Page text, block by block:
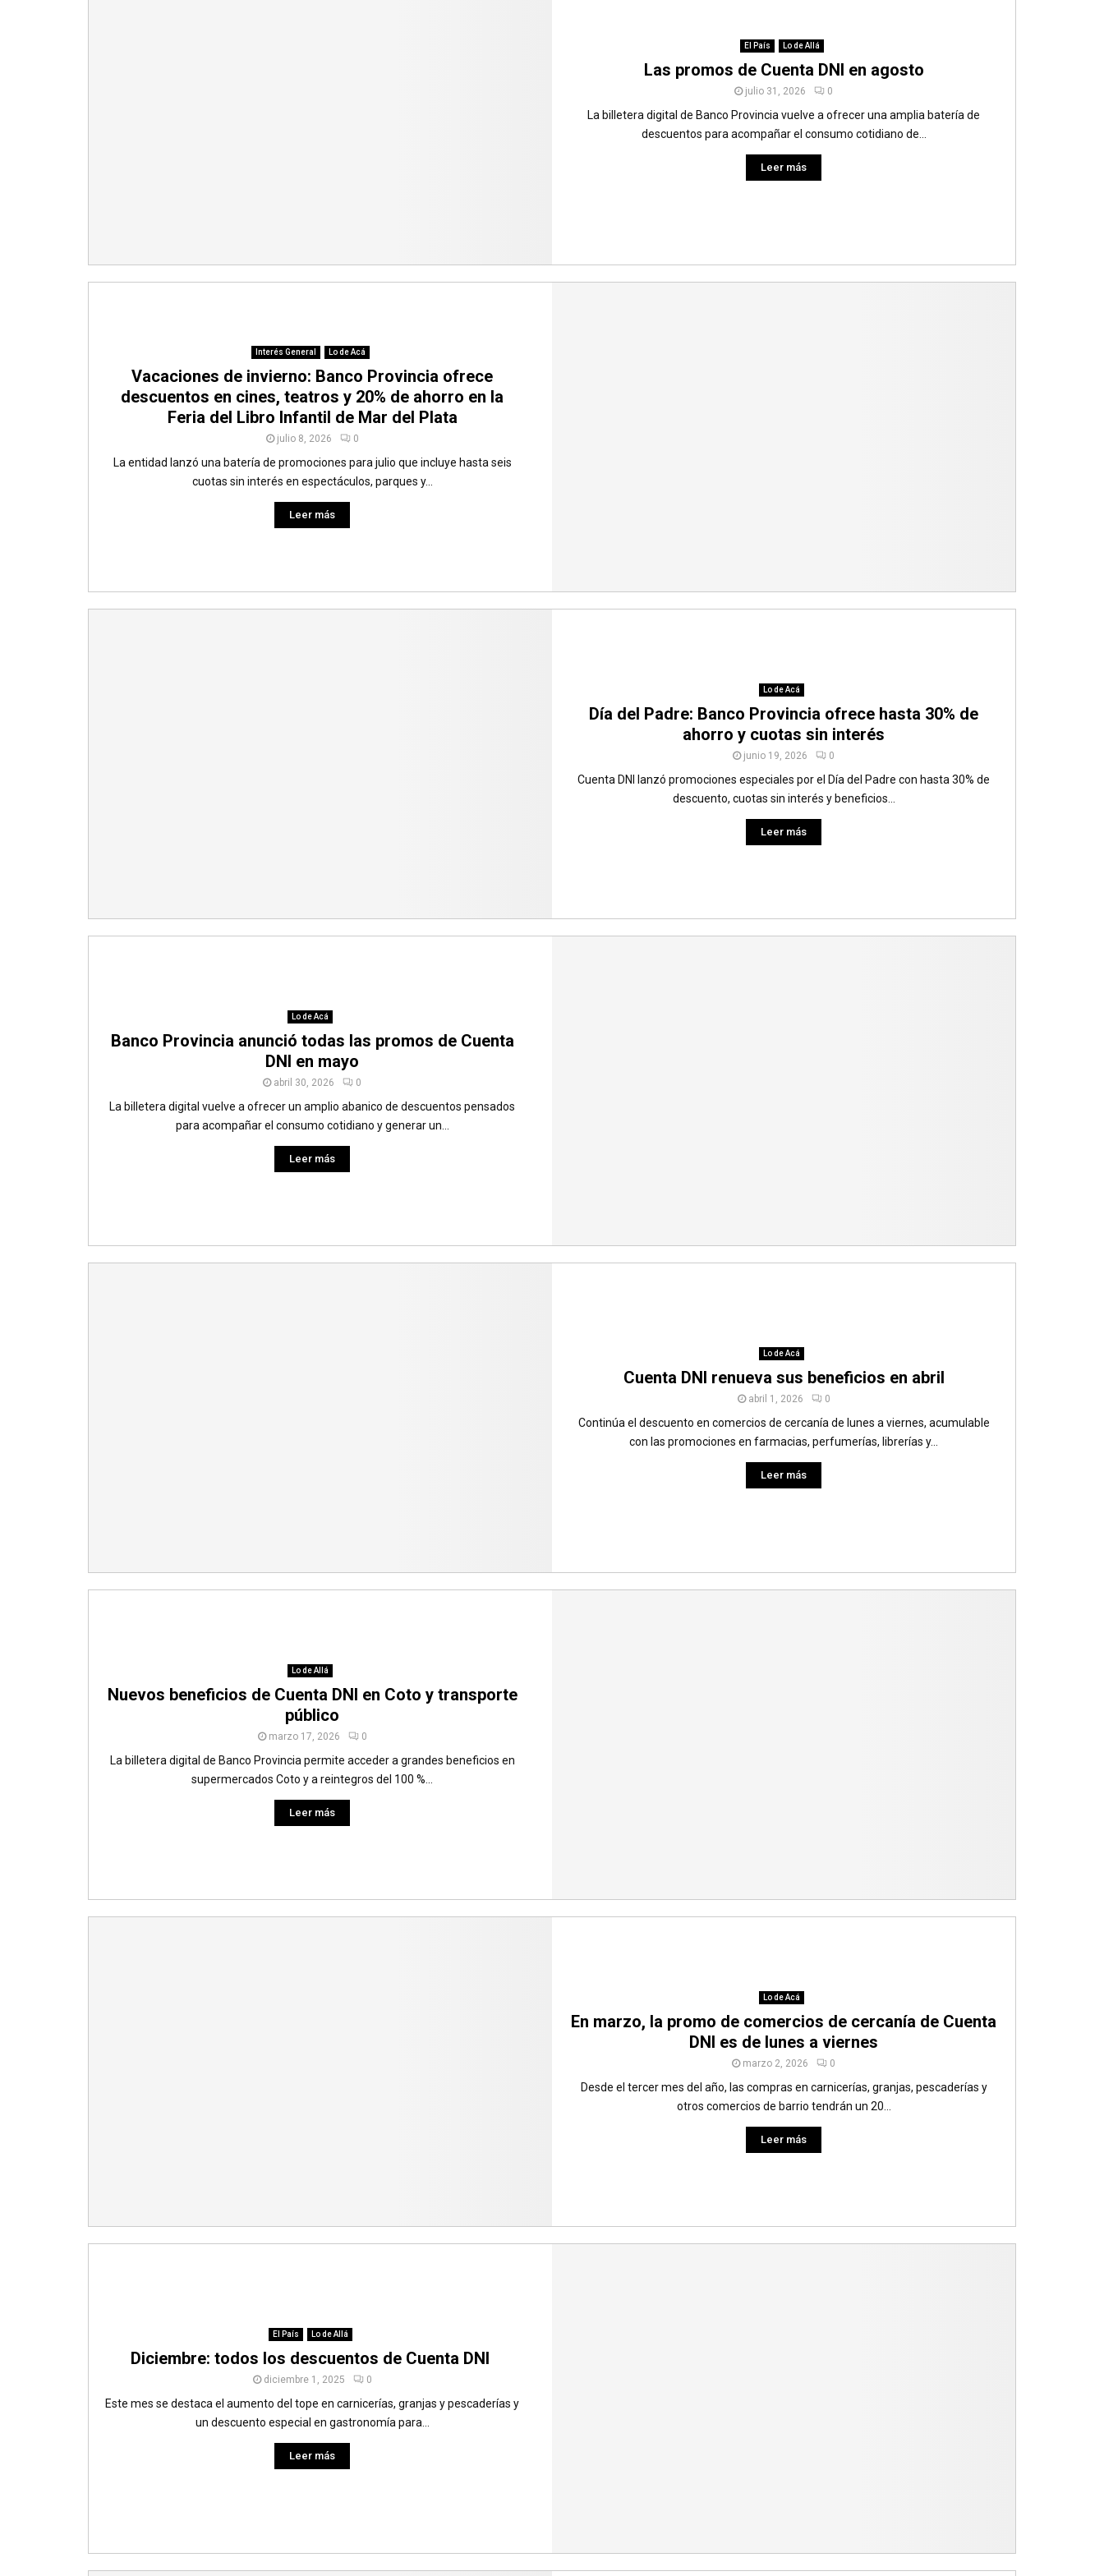
El País Lo de Allá
Las promos de Cuenta DNI en agosto
julio 31, 2026 0
La billetera digital de Banco Provincia vuelve a ofrecer una amplia batería de
descuentos para acompañar el consumo cotidiano de...
Leer más
Interés General Lo de Acá
Vacaciones de invierno: Banco Provincia ofrece
descuentos en cines, teatros y 20% de ahorro en la
Feria del Libro Infantil de Mar del Plata
julio 8, 2026 0
La entidad lanzó una batería de promociones para julio que incluye hasta seis
cuotas sin interés en espectáculos, parques y...
Leer más
Lo de Acá
Día del Padre: Banco Provincia ofrece hasta 30% de
ahorro y cuotas sin interés
junio 19, 2026 0
Cuenta DNI lanzó promociones especiales por el Día del Padre con hasta 30% de
descuento, cuotas sin interés y beneficios...
Leer más
Lo de Acá
Banco Provincia anunció todas las promos de Cuenta
DNI en mayo
abril 30, 2026 0
La billetera digital vuelve a ofrecer un amplio abanico de descuentos pensados
para acompañar el consumo cotidiano y generar un...
Leer más
Lo de Acá
Cuenta DNI renueva sus beneficios en abril
abril 1, 2026 0
Continúa el descuento en comercios de cercanía de lunes a viernes, acumulable
con las promociones en farmacias, perfumerías, librerías y...
Leer más
Lo de Allá
Nuevos beneficios de Cuenta DNI en Coto y transporte
público
marzo 17, 2026 0
La billetera digital de Banco Provincia permite acceder a grandes beneficios en
supermercados Coto y a reintegros del 100 %...
Leer más
Lo de Acá
En marzo, la promo de comercios de cercanía de Cuenta
DNI es de lunes a viernes
marzo 2, 2026 0
Desde el tercer mes del año, las compras en carnicerías, granjas, pescaderías y
otros comercios de barrio tendrán un 20...
Leer más
El País Lo de Allá
Diciembre: todos los descuentos de Cuenta DNI
diciembre 1, 2025 0
Este mes se destaca el aumento del tope en carnicerías, granjas y pescaderías y
un descuento especial en gastronomía para...
Leer más